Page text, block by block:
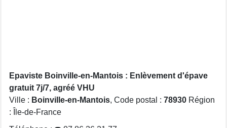
Epaviste Boinville-en-Mantois : Enlèvement d'épave
gratuit 7j/7, agréé VHU
Ville : Boinville-en-Mantois, Code postal : 78930 Région
: Île-de-France